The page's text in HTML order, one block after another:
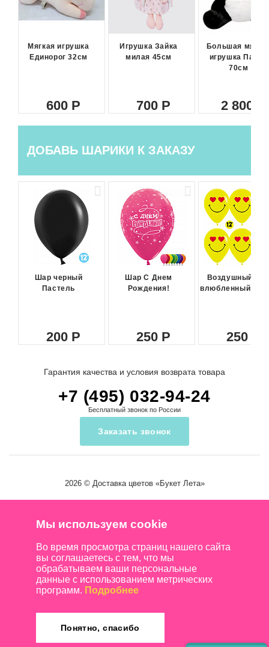
Мягкая игрушка
Единорог 32см
600
Игрушка Зайка
милая 45см
700
Большая
игрушка Панда
70см
2 800
ДОБАВЬ ШАРИКИ К ЗАКАЗУ
Шар черный
Пастель
200
Шар С Днем
Рождения!
250
Воздушный
влюбленный
250
Гарантия качества и условия возврата товара
+7 (495) 032-94-24
Бесплатный звонок по России
Заказать звонок
2026 © Доставка цветов«Букет Лета»
Мы используем cookie
Во время просмотра страниц нашего сайта
вы соглашаетесь с тем, что мы
обрабатываем ваши персональные
данные с использованием метрических
программ. Подробнее
Понятно, спасибо